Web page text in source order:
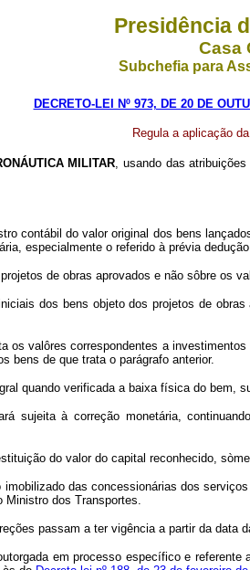
Presidência
Casa
Subchefia para
DECRETO-LEI Nº 973, DE 20 DE
Regula a aplicação
MILITAR, usando das
contábil do valor original dos bens
especialmente o referido à prévia
de obras aprovados e não sôbre os
dos bens objeto dos projetos de
os valôres correspondentes a
bens de que trata o parágrafo anterior.
quando verificada a baixa física do bem,
sujeita à correção monetária,
do valor do capital reconhecido,
das concessionárias dos
Ministro dos Transportes.
passam a ter vigência a partir da data
em processo específico e